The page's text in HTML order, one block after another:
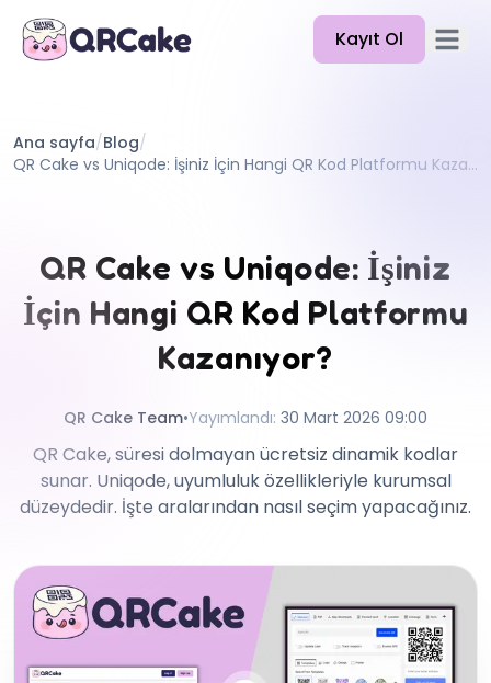
Kayıt Ol Ana
Fiyatlandırma
Belgeler
Yardım
Ana sayfa/Blog/
QR Cake vs Uniqode: İşiniz İçin Hangi QR Kod Platformu Kazanıyor?
QR Cake vs Uniqode: İşiniz
İçin Hangi QR Kod Platformu
Kazanıyor?
QR Cake Team•Yayımlandı: 30 Mart 2026 09:00
QR Cake, süresi dolmayan ücretsiz dinamik kodlar
sunar. Uniqode, uyumluluk özellikleriyle kurumsal
düzeydedir. İşte aralarından nasıl seçim yapacağınız.